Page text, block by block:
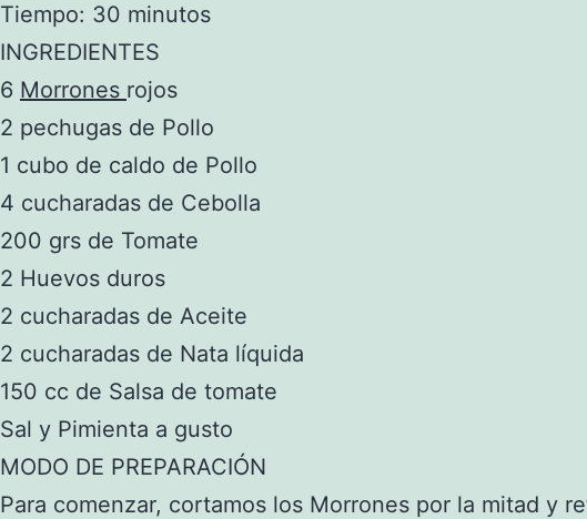
Tiempo: 30 minutos
INGREDIENTES
6 Morrones rojos
2 pechugas de Pollo
1 cubo de caldo de Pollo
4 cucharadas de Cebolla
200 grs de Tomate
2 Huevos duros
2 cucharadas de Aceite
2 cucharadas de Nata líquida
150 cc de Salsa de tomate
Sal y Pimienta a gusto
MODO DE PREPARACIÓN
Para comenzar, cortamos los Morrones por la mitad y